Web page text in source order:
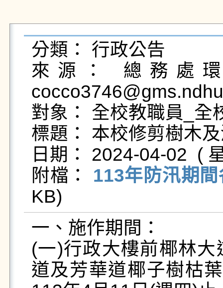
分類： 行政公告
來源： 總務處
對象： 全校教職員_全
標題： 本校修剪樹木
日期： 2024-04-02  (
附檔： 113年防汛期
KB)
一、施作期間：
(一)行政大樓前椰林
道及芳華道椰子樹枯